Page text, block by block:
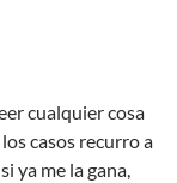
cualquier cosa
casos recurro a
ya me la gana,